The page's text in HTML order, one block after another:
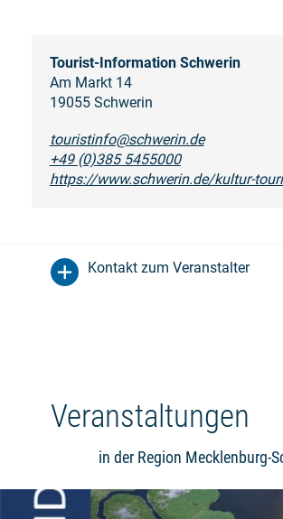
Tourist-Information Schwerin
Am Markt 14
19055 Schwerin
touristinfo@schwerin.de
+49 (0)385 5455000
https://www.schwerin.de/kultur-
Kontakt zum Veranstalter
Veranstaltungen
in der Region Mecklenburg-